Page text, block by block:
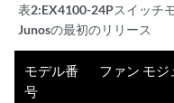
表2:EX4100-24Pスイッチ
Junosの最初のリリース
モデル番
号
ファン モジ